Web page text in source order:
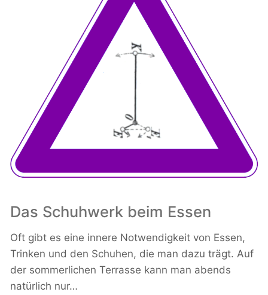
Das Schuhwerk beim Essen
Oft gibt es eine innere Notwendigkeit von Essen,
Trinken und den Schuhen, die man dazu trägt. Auf
der sommerlichen Terrasse kann man abends
natürlich nur…